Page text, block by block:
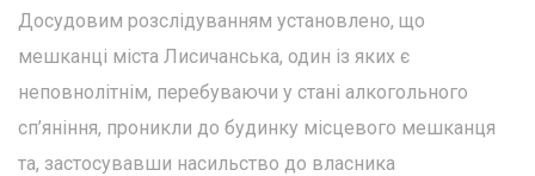
Досудовим розслідуванням установлено, що
мешканці міста Лисичанська, один із яких є
неповнолітнім, перебуваючи у стані алкогольного
сп’яніння, проникли до будинку місцевого мешканця
та, застосувавши насильство до власника